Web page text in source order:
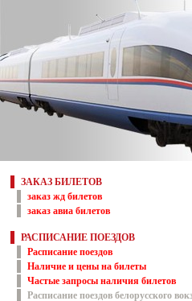
ЗАКАЗ БИЛЕТОВ
заказ жд билетов
заказ авиа билетов
РАСПИСАНИЕ ПОЕЗДОВ
Расписание поездов
Наличие и цены на билеты
Частые запросы наличия билетов
Расписание поездов белорусского